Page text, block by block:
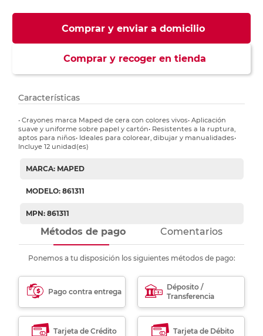
Comprar y enviar a domicilio
Comprar y recoger en tienda
Características
• Crayones marca Maped de cera con colores vivos• Aplicación
suave y uniforme sobre papel y cartón• Resistentes a la ruptura,
aptos para niños• Ideales para colorear, dibujar y manualidades•
Incluye 12 unidad(es)
MARCA: MAPED
MODELO: 861311
MPN: 861311
Métodos de pago Comentarios
Ponemos a tu disposición los siguientes métodos de pago:
Pago contra entrega
Déposito /
Transferencia
Tarjeta de Crédito Tarjeta de Débito